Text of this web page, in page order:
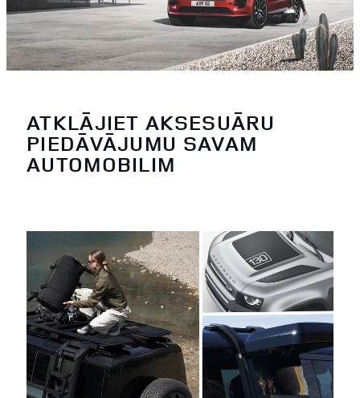
ATKLĀJIET AKSESUĀRU
PIEDĀVĀJUMU SAVAM
AUTOMOBILIM